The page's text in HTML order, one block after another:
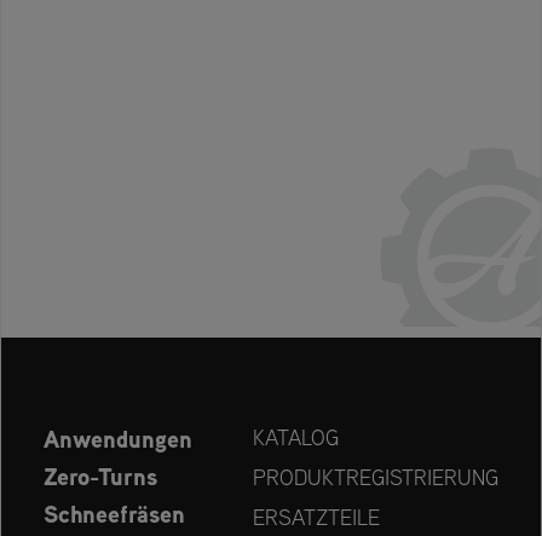
Anwendungen
Zero-Turns
Schneefräsen
KATALOG
PRODUKTREGISTRIERUNG
ERSATZTEILE